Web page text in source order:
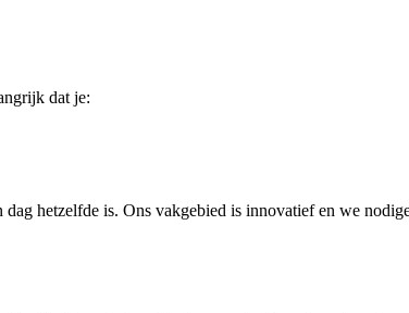
dat je:
hetzelfde is. Ons vakgebied is innovatief en we